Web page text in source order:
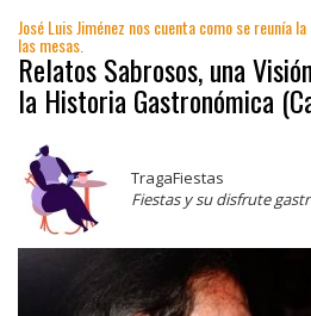
José Luis Jiménez nos cuenta como se reunía
las mesas.
Relatos Sabrosos, una
la Historia Gastronómica
TragaFiestas
Fiestas y su disfrute